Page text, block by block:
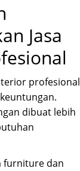
Jasa
profesional
dibuat lebih
furniture dan